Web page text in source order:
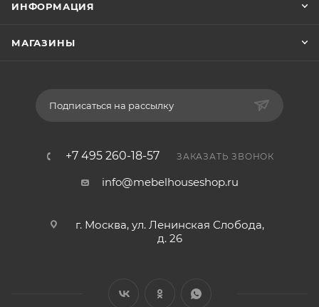
ИНФОРМАЦИЯ
МАГАЗИНЫ
Подписаться на рассылку
+7 495 260-18-57 ЗАКАЗАТЬ ЗВОНОК
info@mebelhouseshop.ru
г. Москва, ул. Ленинская Слобода,
д. 26